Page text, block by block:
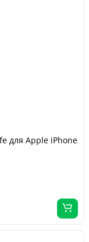
для Apple iPhone